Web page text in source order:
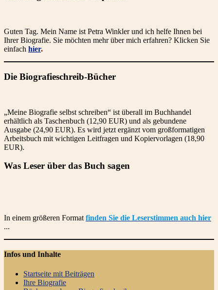
Guten Tag. Mein Name ist Petra Winkler und ich helfe Ihnen bei
Ihrer Biografie. Sie möchten mehr über mich erfahren? Klicken Sie
einfach hier.
Die Biografieschreib-Bücher
„Meine Biografie selbst schreiben“ ist überall im Buchhandel
erhältlich als Taschenbuch (12,90 EUR) und als gebundene
Ausgabe (24,90 EUR). Es wird jetzt ergänzt vom großformatigen
Arbeitsbuch mit wichtigen Leitfragen und Kopiervorlagen (18,90
EUR).
Was Leser über das Buch sagen
In einem größeren Format finden Sie die Leserstimmen auch hier
...
Infos und Inhalte
Startseite mit Beiträgen
Ihre Biografie